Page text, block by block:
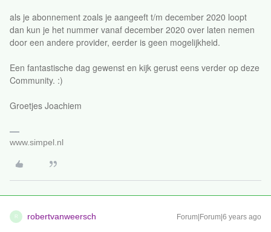
als je abonnement zoals je aangeeft t/m december 2020 loopt
dan kun je het nummer vanaf december 2020 over laten nemen
door een andere provider, eerder is geen mogelijkheid.
Een fantastische dag gewenst en kijk gerust eens verder op deze
Community. :)
Groetjes Joachiem
www.simpel.nl
R robertvanweersch Forum|Forum|6 years ago